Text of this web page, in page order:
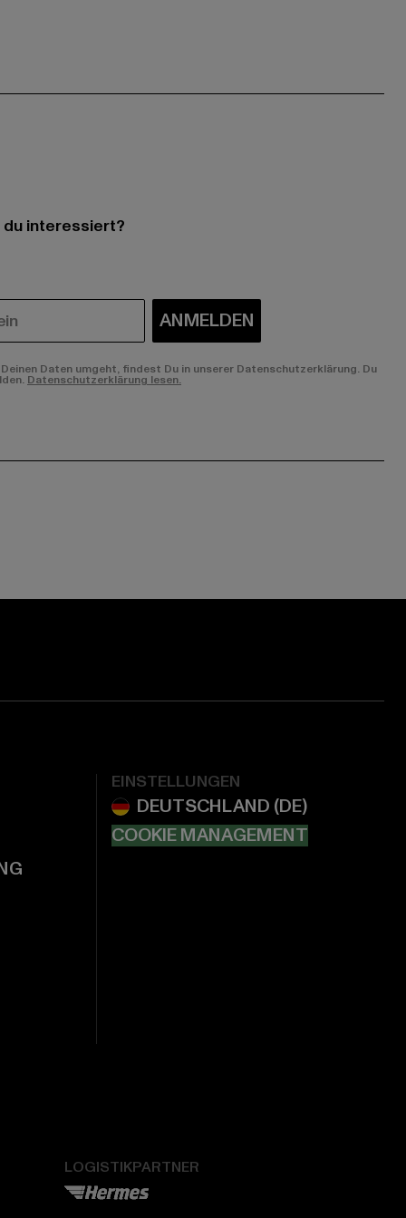
interessiert?
ANMELDEN
Daten umgeht, findest Du in unserer Datenschutzerklärung. Du
Datenschutzerklärung lesen.
EINSTELLUNGEN
COOKIE MANAGEMENT
LOGISTIKPARTNER